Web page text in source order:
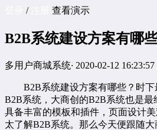
/注册 查看演示
B2B系统建设方案有哪
多用户商城系统· 2020-02-12 16:23:57
B2B系统建设方案有哪些？时下
B2B系统，大商创的B2B系统也是
具备丰富的模板和插件，页面设计
太了解B2B系统。那么今天便跟随大